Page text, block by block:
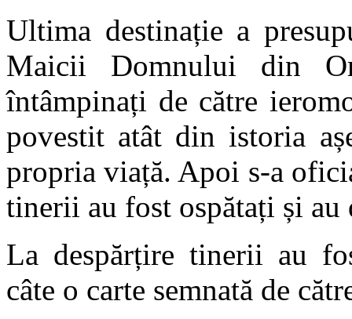
Ultima destinație a
Maicii Domnului din
întâmpinați de către
povestit atât din istoria
propria viață. Apoi s-a
tinerii au fost ospătați și
La despărțire tinerii au
câte o carte semnată de